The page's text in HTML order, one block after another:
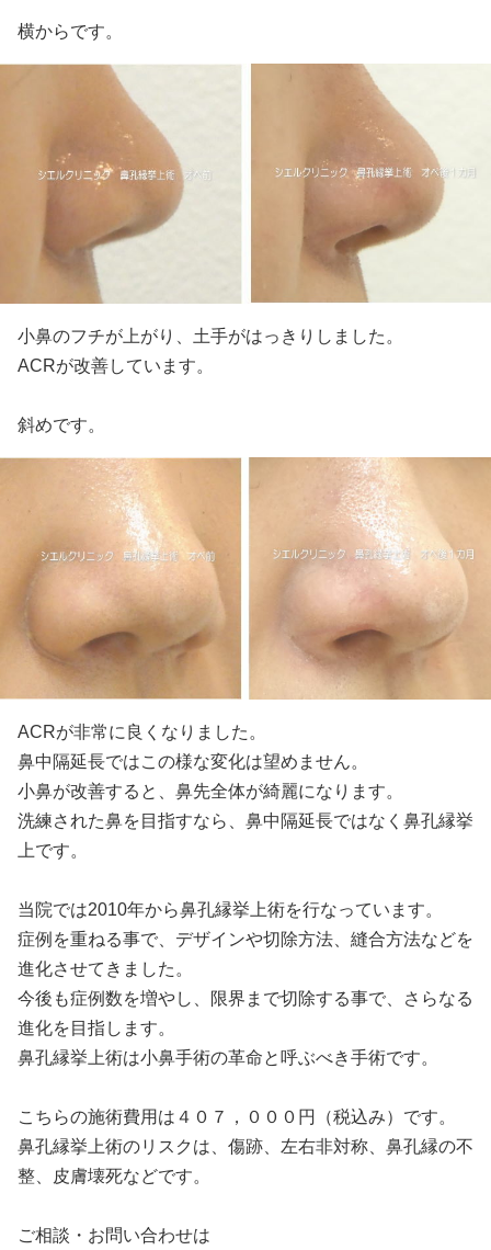
横からです。
小鼻のフチが上がり、土手がはっきりしました。
ACRが改善しています。
斜めです。
ACRが非常に良くなりました。
鼻中隔延長ではこの様な変化は望めません。
小鼻が改善すると、鼻先全体が綺麗になります。
洗練された鼻を目指すなら、鼻中隔延長ではなく鼻孔縁挙
上です。
当院では2010年から鼻孔縁挙上術を行なっています。
症例を重ねる事で、デザインや切除方法、縫合方法などを
進化させてきました。
今後も症例数を増やし、限界まで切除する事で、さらなる
進化を目指します。
鼻孔縁挙上術は小鼻手術の革命と呼ぶべき手術です。
こちらの施術費用は４０７，０００円（税込み）です。
鼻孔縁挙上術のリスクは、傷跡、左右非対称、鼻孔縁の不
整、皮膚壊死などです。
ご相談・お問い合わせは